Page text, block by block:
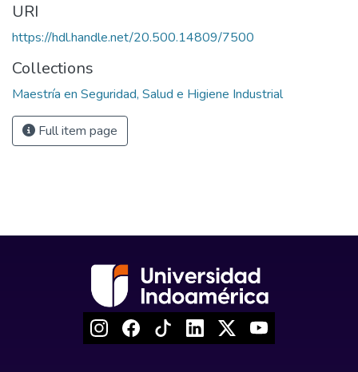
URI
https://hdl.handle.net/20.500.14809/7500
Collections
Maestría en Seguridad, Salud e Higiene Industrial
Full item page